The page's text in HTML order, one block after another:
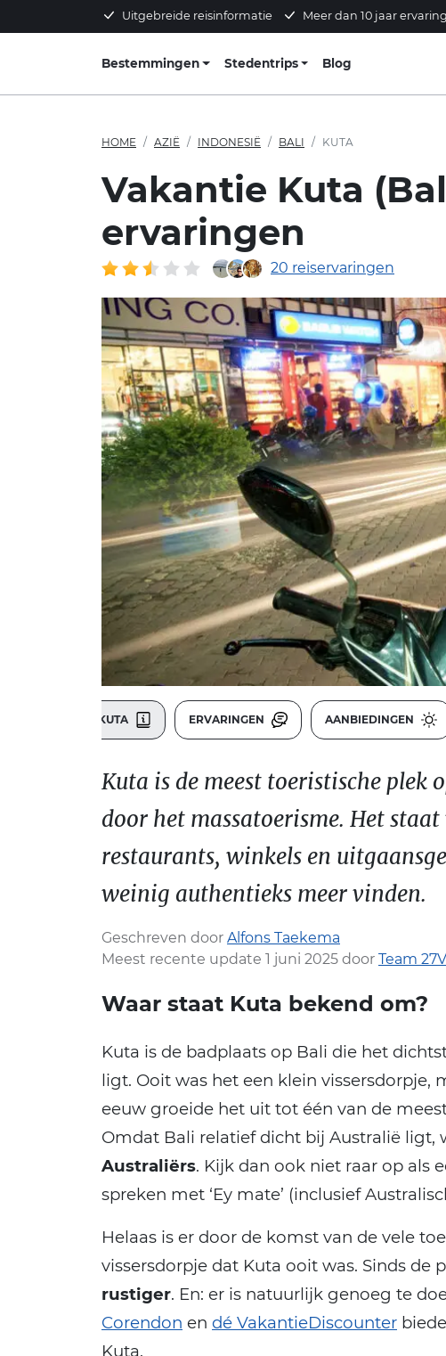
Uitgebreide reisinformatie Meer dan 10 jaar ervaring
Bestemmingen Stedentrips Blog
HOME AZIË INDONESIË BALI KUTA
Vakantie Kuta
ervaringen
20 reiservaringen
KUTA ERVARINGEN AANBIEDINGEN
Kuta is de meest toeristische plek
door het massatoerisme. Het
restaurants, winkels en
weinig authentieks meer vinden.
Geschreven door Alfons Taekema
Meest recente update 1 juni 2025 door Team
Waar staat Kuta bekend om?
Kuta is de badplaats op Bali die het
ligt. Ooit was het een klein vissersdorpje,
eeuw groeide het uit tot één van de
Omdat Bali relatief dicht bij Australië ligt,
Australiërs. Kijk dan ook niet raar op als
spreken met ‘Ey mate’ (inclusief
Helaas is er door de komst van de vele
vissersdorpje dat Kuta ooit was. Sinds de
rustiger. En: er is natuurlijk genoeg te
Corendon en dé VakantieDiscounter
Kuta.